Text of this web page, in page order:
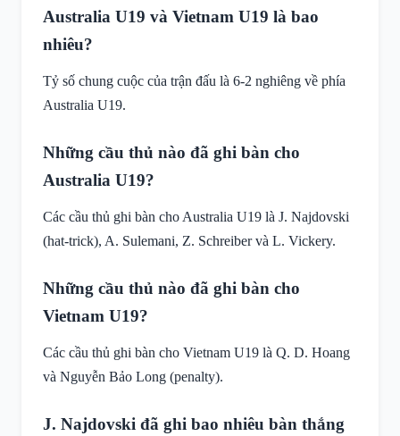
Australia U19 và Vietnam U19 là bao
nhiêu?
Tỷ số chung cuộc của trận đấu là 6-2 nghiêng về phía
Australia U19.
Những cầu thủ nào đã ghi bàn cho
Australia U19?
Các cầu thủ ghi bàn cho Australia U19 là J. Najdovski
(hat-trick), A. Sulemani, Z. Schreiber và L. Vickery.
Những cầu thủ nào đã ghi bàn cho
Vietnam U19?
Các cầu thủ ghi bàn cho Vietnam U19 là Q. D. Hoang
và Nguyễn Bảo Long (penalty).
J. Najdovski đã ghi bao nhiêu bàn thắng